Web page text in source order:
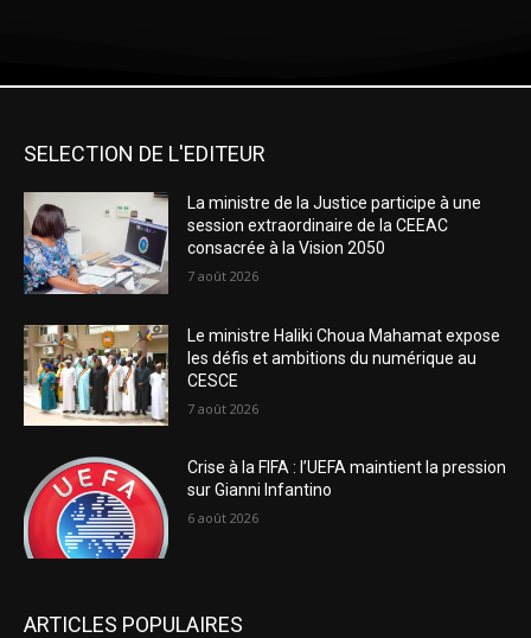
SELECTION DE L'EDITEUR
La ministre de la Justice participe à une
session extraordinaire de la CEEAC
consacrée à la Vision 2050
7 août 2026
Le ministre Haliki Choua Mahamat expose
les défis et ambitions du numérique au
CESCE
7 août 2026
Crise à la FIFA : l’UEFA maintient la pression
sur Gianni Infantino
6 août 2026
ARTICLES POPULAIRES